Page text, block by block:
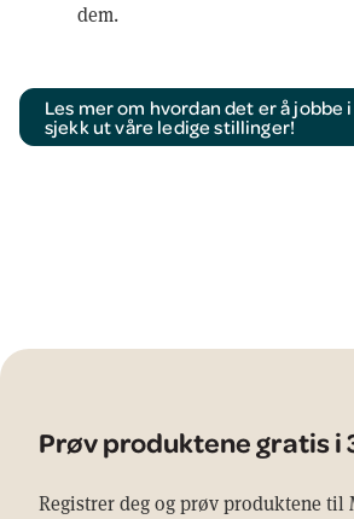
dem.
Les mer om hvordan det er å jobbe
sjekk ut våre ledige stillinger!
Prøv produktene gratis i
Registrer deg og prøv produktene til